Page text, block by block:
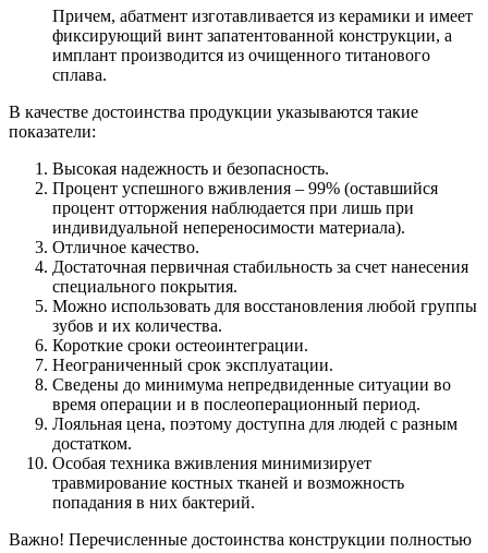
Причем, абатмент изготавливается из керамики и имеет
фиксирующий винт запатентованной конструкции, а
имплант производится из очищенного титанового
сплава.
В качестве достоинства продукции указываются такие
показатели:
Высокая надежность и безопасность.
Процент успешного вживления – 99% (оставшийся
процент отторжения наблюдается при лишь при
индивидуальной непереносимости материала).
Отличное качество.
Достаточная первичная стабильность за счет нанесения
специального покрытия.
Можно использовать для восстановления любой группы
зубов и их количества.
Короткие сроки остеоинтеграции.
Неограниченный срок эксплуатации.
Сведены до минимума непредвиденные ситуации во
время операции и в послеоперационный период.
Лояльная цена, поэтому доступна для людей с разным
достатком.
Особая техника вживления минимизирует
травмирование костных тканей и возможность
попадания в них бактерий.
Важно! Перечисленные достоинства конструкции полностью